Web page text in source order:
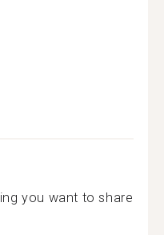
you want to share